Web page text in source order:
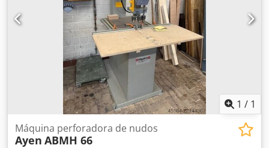
1 / 1
Máquina perforadora de nudos
Ayen ABMH 66